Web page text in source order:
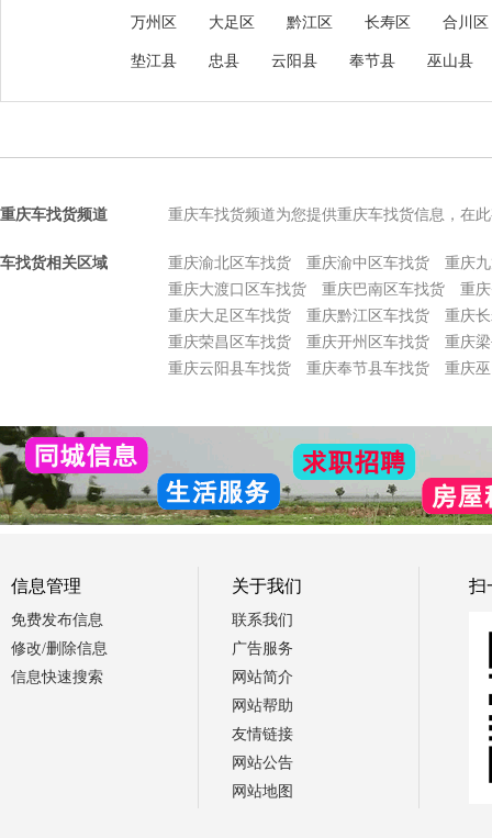
万州区 大足区 黔江区 长寿区 合川区
垫江县 忠县 云阳县 奉节县 巫山县
重庆车找货频道 重庆车找货频道为您提供重庆车找货信息，在
车找货相关区域 重庆渝北区车找货 重庆渝中区车找货
重庆
重庆大渡口区车找货
重庆巴南区车找货
重
重庆大足区车找货
重庆黔江区车找货
重庆
重庆荣昌区车找货
重庆开州区车找货
重庆
重庆云阳县车找货
重庆奉节县车找货 重庆
信息管理
免费发布信息
修改/删除信息
信息快速搜索
关于我们
联系我们
广告服务
网站简介
网站帮助
友情链接
网站公告
网站地图
扫